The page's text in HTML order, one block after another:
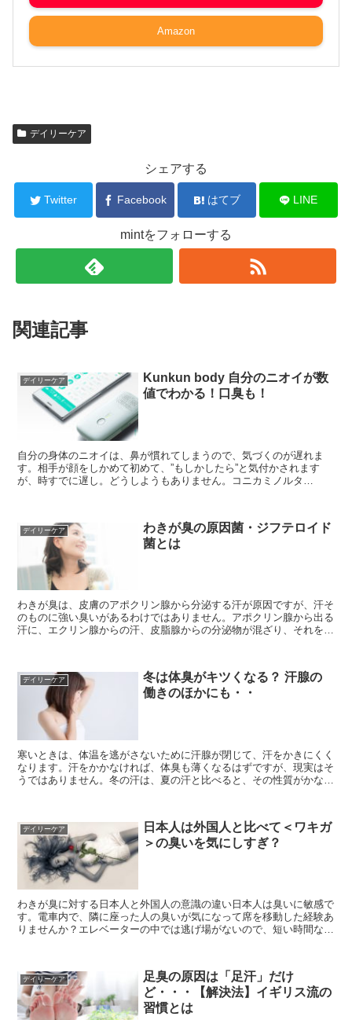
Amazon
デイリーケア
シェアする
Twitter Facebook はてブ LINE
mintをフォローする
関連記事
デイリーケア
Kunkun body 自分のニオイが数
値でわかる！口臭も！
自分の身体のニオイは、鼻が慣れてしまうので、気づくのが遅れま
す。相手が顔をしかめて初めて、”もしかしたら”と気付かされます
が、時すでに遅し。どうしようもありません。コニカミノルタ
デイリーケア
わきが臭の原因菌・ジフテロイド
菌とは
わきが臭は、皮膚のアポクリン腺から分泌する汗が原因ですが、汗そ
のものに強い臭いがあるわけではありません。アポクリン腺から出る
汗に、エクリン腺からの汗、皮脂腺からの分泌物が混ざり、それを皮
デイリーケア
冬は体臭がキツくなる？ 汗腺の
働きのほかにも・・
寒いときは、体温を逃がさないために汗腺が閉じて、汗をかきにくく
なります。汗をかかなければ、体臭も薄くなるはずですが、現実はそ
うではありません。冬の汗は、夏の汗と比べると、その性質がかなり
デイリーケア
日本人は外国人と比べて＜ワキガ
＞の臭いを気にしすぎ？
わきが臭に対する日本人と外国人の意識の違い日本人は臭いに敏感で
す。電車内で、隣に座った人の臭いが気になって席を移動した経験あ
りませんか？エレベーターの中では逃げ場がないので、短い時間なの
デイリーケア
足臭の原因は「足汗」だけ
ど・・・【解決法】イギリス流の
習慣とは